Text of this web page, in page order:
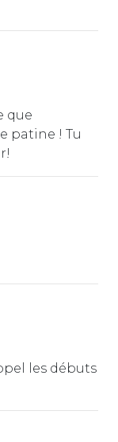
que
patine ! Tu
les débuts